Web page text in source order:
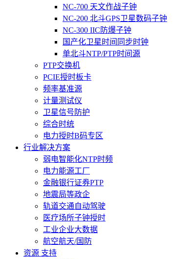
NC-700 天文作战子钟
NC-200 北斗GPS卫星数码子钟
NC-300 IIC防爆子钟
国产化卫星时间同步时钟
单北斗NTP/PTP时间源
PTP交换机
PCIE授时板卡
频率基准源
计量测试仪
卫星信号防护
综合时统
电力授时B码专区
行业解决方案
弱电智能化NTP时频
电力能源工厂
金融银行证券PTP
地震局等政企
轨道交通自动驾驶
医疗场所子钟授时
工业企业大数据
航空航天/国防
资源 支持